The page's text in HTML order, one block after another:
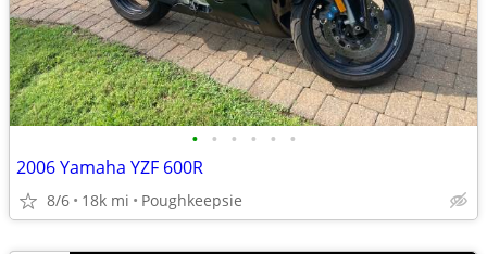
• • • • • •
2006 Yamaha YZF 600R
8/6 18k mi Poughkeepsie